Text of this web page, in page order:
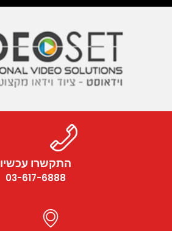
התקשרו עכשיו
03-617-6888